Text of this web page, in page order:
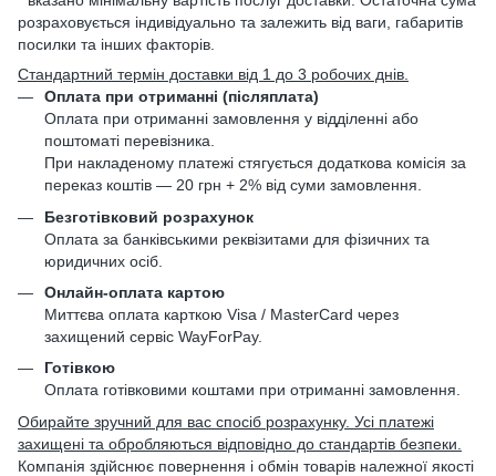
розраховується індивідуально та залежить від ваги, габаритів
посилки та інших факторів.
Стандартний термін доставки від 1 до 3 робочих днів.
Оплата при отриманні (післяплата)
Оплата при отриманні замовлення у відділенні або
поштоматі перевізника.
При накладеному платежі стягується додаткова комісія за
переказ коштів — 20 грн + 2% від суми замовлення.
Безготівковий розрахунок
Оплата за банківськими реквізитами для фізичних та
юридичних осіб.
Онлайн-оплата картою
Миттєва оплата карткою Visa / MasterCard через
захищений сервіс WayForPay.
Готівкою
Оплата готівковими коштами при отриманні замовлення.
Обирайте зручний для вас спосіб розрахунку. Усі платежі
захищені та обробляються відповідно до стандартів безпеки.
Компанія здійснює повернення і обмін товарів належної якості